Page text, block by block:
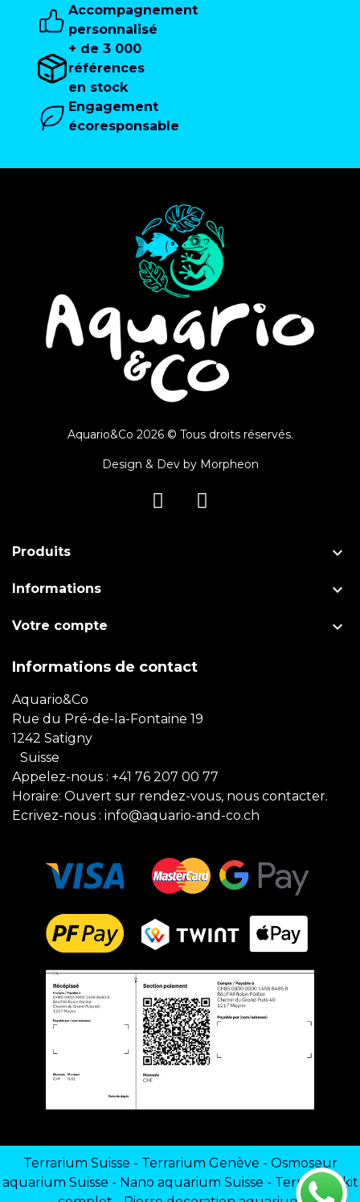
Accompagnement
personnalisé
+ de 3 000
références
en stock
Engagement
écoresponsable
Aquario&Co 2026 © Tous droits réservés.
Design & Dev by Morpheon
Produits 
Informations 
Votre compte 
Informations de contact
Aquario&Co
Rue du Pré-de-la-Fontaine 19
1242 Satigny
Suisse
Appelez-nous : +41 76 207 00 77
Horaire: Ouvert sur rendez-vous, nous contacter.
Ecrivez-nous : info@aquario-and-co.ch
Terrarium Suisse - Terrarium Genève - Osmoseur
aquarium Suisse - Nano aquarium Suisse - Terrarium kit